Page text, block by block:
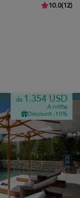
10.0(12)
da 1.354 USD
A notte
Discount -10%